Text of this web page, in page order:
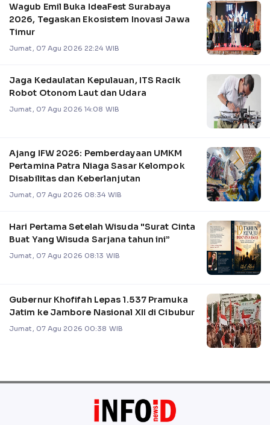
Wagub Emil Buka IdeaFest Surabaya
2026, Tegaskan Ekosistem Inovasi Jawa
Timur
Jumat, 07 Agu 2026 22:24 WIB
Jaga Kedaulatan Kepulauan, ITS Racik
Robot Otonom Laut dan Udara
Jumat, 07 Agu 2026 14:08 WIB
Ajang IFW 2026: Pemberdayaan UMKM
Pertamina Patra Niaga Sasar Kelompok
Disabilitas dan Keberlanjutan
Jumat, 07 Agu 2026 08:34 WIB
Hari Pertama Setelah Wisuda "Surat Cinta
Buat Yang Wisuda Sarjana tahun ini”
Jumat, 07 Agu 2026 08:13 WIB
Gubernur Khofifah Lepas 1.537 Pramuka
Jatim ke Jambore Nasional XII di Cibubur
Jumat, 07 Agu 2026 00:38 WIB